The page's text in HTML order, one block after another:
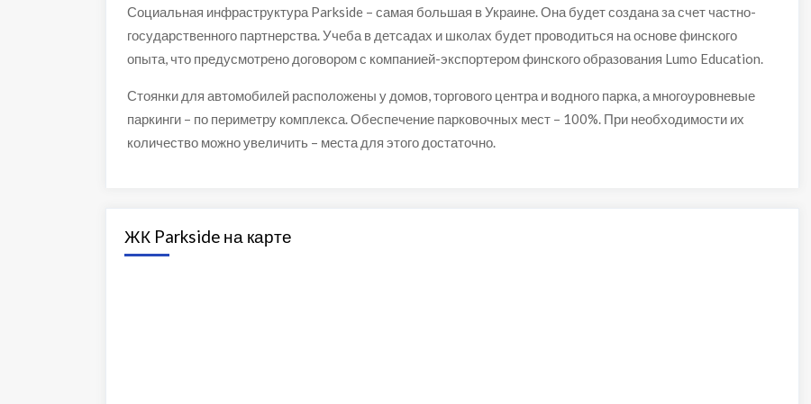
Социальная инфраструктура Parkside – самая большая в Украине. Она будет создана за счет частно-
государственного партнерства. Учеба в детсадах и школах будет проводиться на основе финского
опыта, что предусмотрено договором с компанией-экспортером финского образования Lumo Education.
Стоянки для автомобилей расположены у домов, торгового центра и водного парка, а многоуровневые
паркинги – по периметру комплекса. Обеспечение парковочных мест – 100%. При необходимости их
количество можно увеличить – места для этого достаточно.
ЖК Parkside на карте